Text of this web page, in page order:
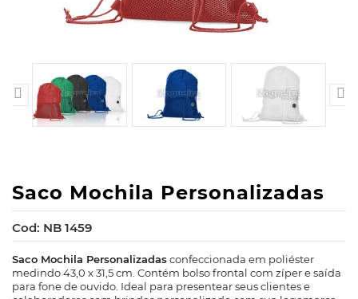
 
Saco Mochila Personalizadas
Cod: NB 1459
Saco Mochila Personalizadasconfeccionada em poliéster
medindo 43,0 x 31,5 cm. Contém bolso frontal com zíper e saída
para fone de ouvido. Ideal para presentear seus clientes e